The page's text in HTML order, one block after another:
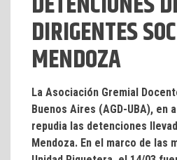
DIRIGENTES
MENDOZA
La Asociación Gremial
Buenos Aires (AGD-UBA), en
repudia las detenciones
Mendoza. En el marco de las